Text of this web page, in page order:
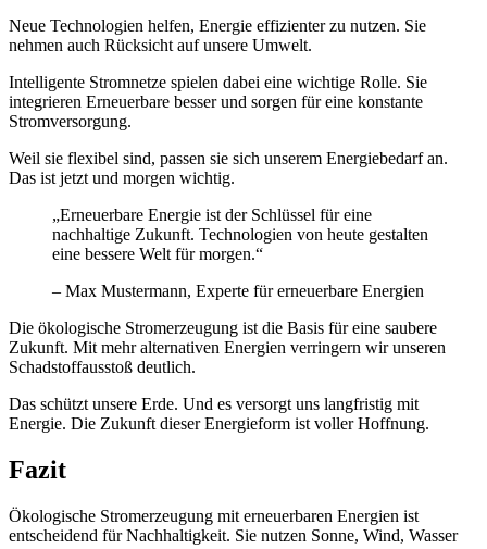
Neue Technologien helfen, Energie effizienter zu nutzen. Sie
nehmen auch Rücksicht auf unsere Umwelt.
Intelligente Stromnetze spielen dabei eine wichtige Rolle. Sie
integrieren Erneuerbare besser und sorgen für eine konstante
Stromversorgung.
Weil sie flexibel sind, passen sie sich unserem Energiebedarf an.
Das ist jetzt und morgen wichtig.
„Erneuerbare Energie ist der Schlüssel für eine
nachhaltige Zukunft. Technologien von heute gestalten
eine bessere Welt für morgen.“
– Max Mustermann, Experte für erneuerbare Energien
Die ökologische Stromerzeugung ist die Basis für eine saubere
Zukunft. Mit mehr alternativen Energien verringern wir unseren
Schadstoffausstoß deutlich.
Das schützt unsere Erde. Und es versorgt uns langfristig mit
Energie. Die Zukunft dieser Energieform ist voller Hoffnung.
Fazit
Ökologische Stromerzeugung mit erneuerbaren Energien ist
entscheidend für Nachhaltigkeit. Sie nutzen Sonne, Wind, Wasser